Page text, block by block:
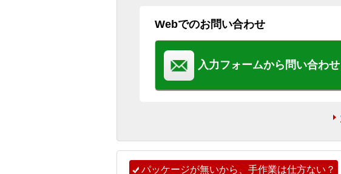
Webでのお問い合わせ
入力フォームから問い合わ
パッケージが無いから、手作業は仕方ない？